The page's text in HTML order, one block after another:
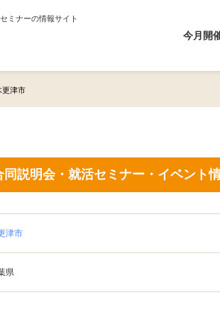
ミナーの情報サイト
今月開
更津市
説明会・就活セミナー・イベント
津市
県